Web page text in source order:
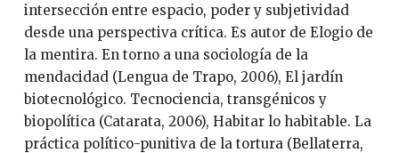
intersección entre espacio, poder y subjetividad
desde una perspectiva crítica. Es autor de Elogio de
la mentira. En torno a una sociología de la
mendacidad (Lengua de Trapo, 2006), El jardín
biotecnológico. Tecnociencia, transgénicos y
biopolítica (Catarata, 2006), Habitar lo habitable. La
práctica político-punitiva de la tortura (Bellaterra,